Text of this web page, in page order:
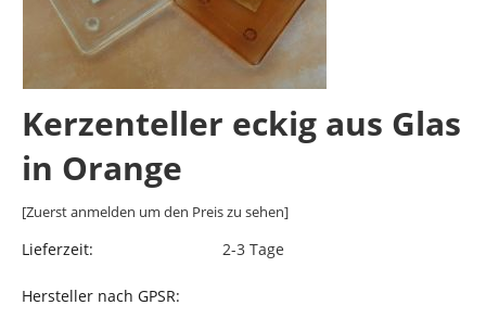
Kerzenteller eckig aus Glas
in Orange
[Zuerst anmelden um den Preis zu sehen]
Lieferzeit: 2-3 Tage
Hersteller nach GPSR: